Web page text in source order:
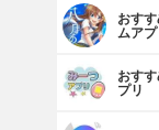
おす
ムアプ
おす
プリ